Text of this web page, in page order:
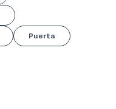
Puerta